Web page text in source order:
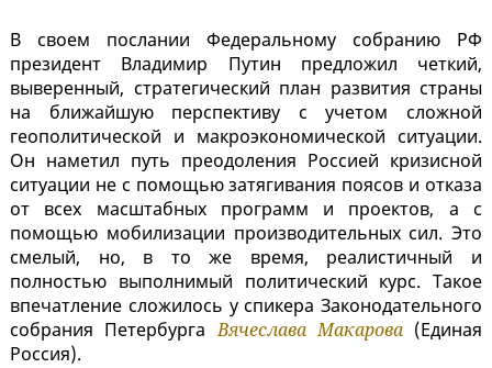
В своем послании Федеральному собранию РФ
президент Владимир Путин предложил четкий,
выверенный, стратегический план развития страны
на ближайшую перспективу с учетом сложной
геополитической и макроэкономической ситуации.
Он наметил путь преодоления Россией кризисной
ситуации не с помощью затягивания поясов и отказа
от всех масштабных программ и проектов, а с
помощью мобилизации производительных сил. Это
смелый, но, в то же время, реалистичный и
полностью выполнимый политический курс. Такое
впечатление сложилось у спикера Законодательного
собрания ПетербургаВячеслава Макарова(Единая
Россия).